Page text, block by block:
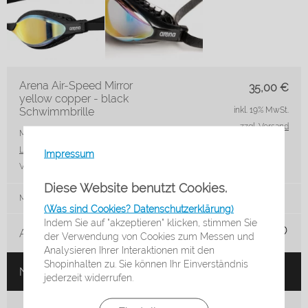
Impressum
Diese Website benutzt Cookies.
(Was sind Cookies? Datenschutzerklärung)
Indem Sie auf "akzeptieren" klicken, stimmen Sie
der Verwendung von Cookies zum Messen und
Analysieren Ihrer Interaktionen mit den
Shopinhalten zu. Sie können Ihr Einverständnis
jederzeit widerrufen.
35,00 €
Arena Air-Speed Mirror
yellow copper - black
Schwimmbrille
Marke: arena
Lieferzeit*:3-5 Werktage
VE:
inkl. 19% MwSt.
zzgl. Versand
Menge:
Auf die Merkliste
Nicht auf Lager